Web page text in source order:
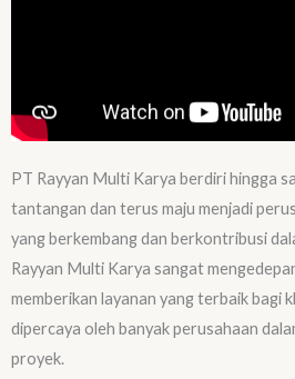
PT Rayyan Multi Karya berdiri hingga
tantangan dan terus maju menjadi
yang berkembang dan berkontribusi
Rayyan Multi Karya sangat
memberikan layanan yang terbaik bagi
dipercaya oleh banyak perusahaan
proyek.